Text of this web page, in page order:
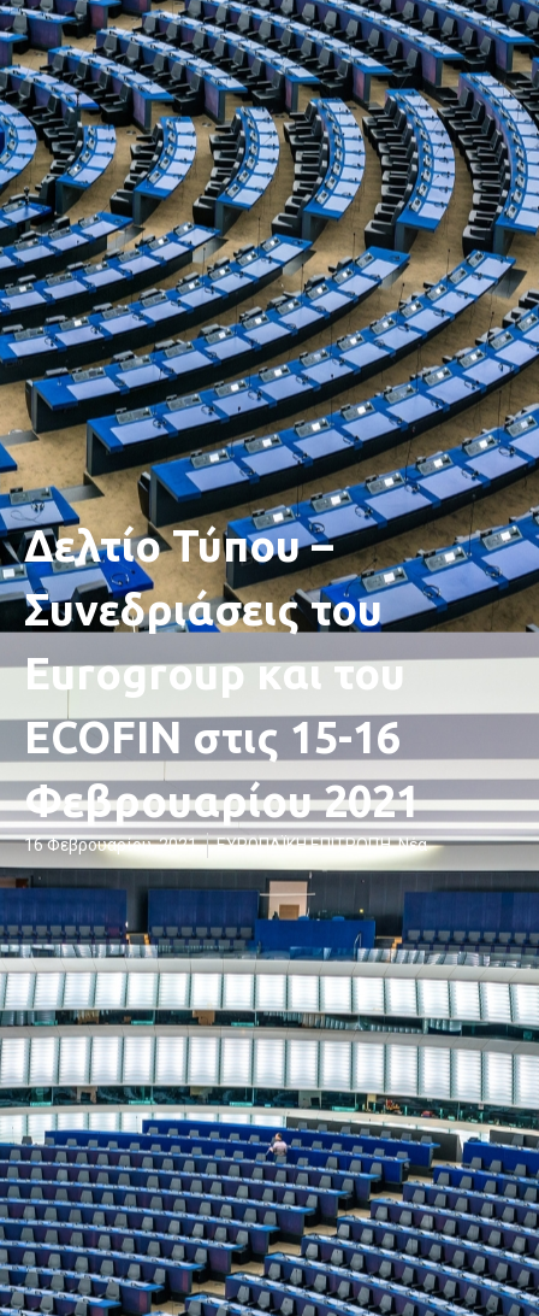
Δελτίο Τύπου –
Συνεδριάσεις του
Eurogroup και του
ECOFIN στις 15-16
Φεβρουαρίου 2021
16 Φεβρουαρίου, 2021 ΕΥΡΩΠΑΪΚΗ ΕΠΙΤΡΟΠΉ,Νέα